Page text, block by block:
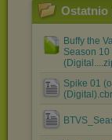
Ostatnio
Buffy the
Season
Spike 01
(Digital).cbr